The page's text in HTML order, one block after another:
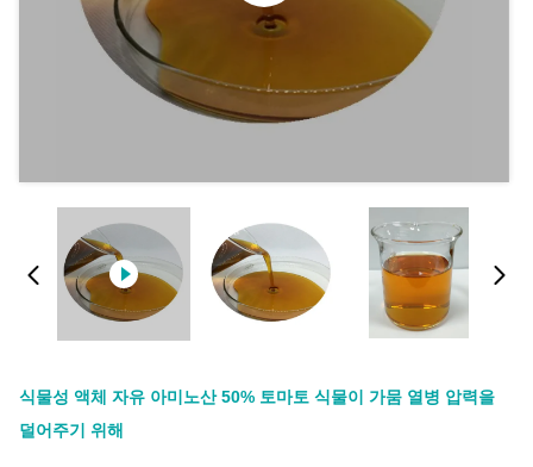
식물성 액체 자유 아미노산 50% 토마토 식물이 가뭄 열병 압력을
덜어주기 위해